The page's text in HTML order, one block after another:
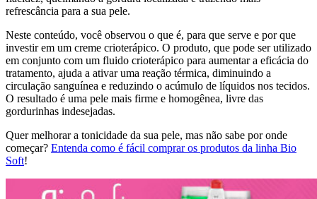
refrescância para a sua pele.
Neste conteúdo, você observou o que é, para que serve e por que
investir em um creme crioterápico. O produto, que pode ser utilizado
em conjunto com um fluido crioterápico para aumentar a eficácia do
tratamento, ajuda a ativar uma reação térmica, diminuindo a
circulação sanguínea e reduzindo o acúmulo de líquidos nos tecidos.
O resultado é uma pele mais firme e homogênea, livre das
gordurinhas indesejadas.
Quer melhorar a tonicidade da sua pele, mas não sabe por onde
começar? Entenda como é fácil comprar os produtos da linha Bio
Soft!